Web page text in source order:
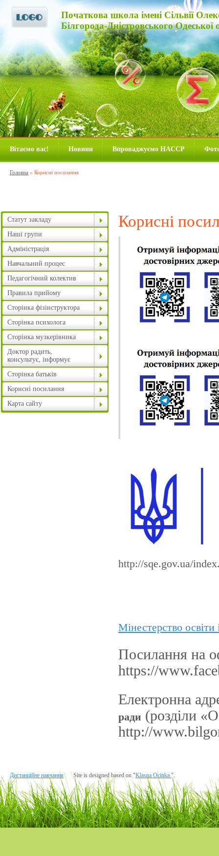
Початкова школа імені Сільвії
Білгорода-Дністровського Одеської
Вітаємо вас! Новини Впроваджуємо HACCP
Головна » Корисні посилання
Статут закладу
Наші групи
Адміністрація
Навчальний процес
Педагогічний колектив
Правила прийому
Сторінка фізінструктора
Сторінка психолога
Сторінка музкерівника
Доктор радить,
консультує, інформує
Сторінка батьків
Корисні посилання
Карта сайту
Корисні
http://sqe.gov.ua/
Мінестерство освіти
Посилання на
https://
Електронна
ради (розділи
http://
Дистанційне навчання Site is designed based on "Klasna Ocinka".